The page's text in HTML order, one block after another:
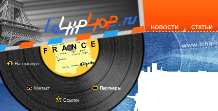
На главную
Контакт
Ссылки
Партнеры
НОВОСТИ СТАТЬИ